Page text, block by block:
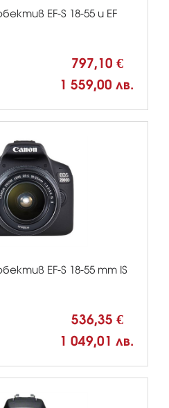
EF-S 18-55 и EF
797,10 €
1 559,00 лв.
EF-S 18-55 mm IS
536,35 €
1 049,01 лв.